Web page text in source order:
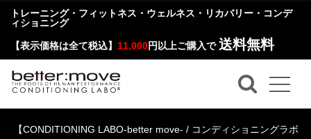
トレーニング・フィットネス・ウェルネス・リカバリー・コンデ
ィショニング
【表示価格は全て税込】 11,000円以上ご購入で 送料無料
【CONDITIONING LABO-better move- / コンディショニングラボ